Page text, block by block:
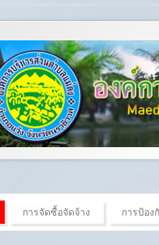
การจัดซื้อจัดจ้าง การป้อง
.